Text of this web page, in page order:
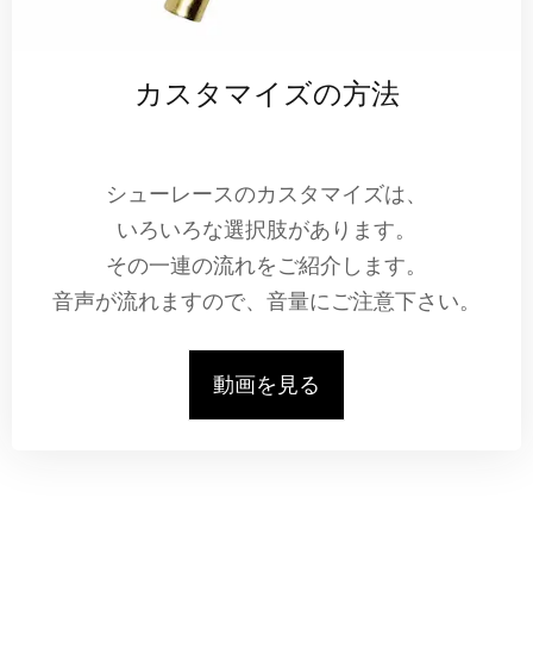
カスタマイズの方法
シューレースのカスタマイズは、
いろいろな選択肢があります。
その一連の流れをご紹介します。
音声が流れますので、音量にご注意下さい。
動画を見る